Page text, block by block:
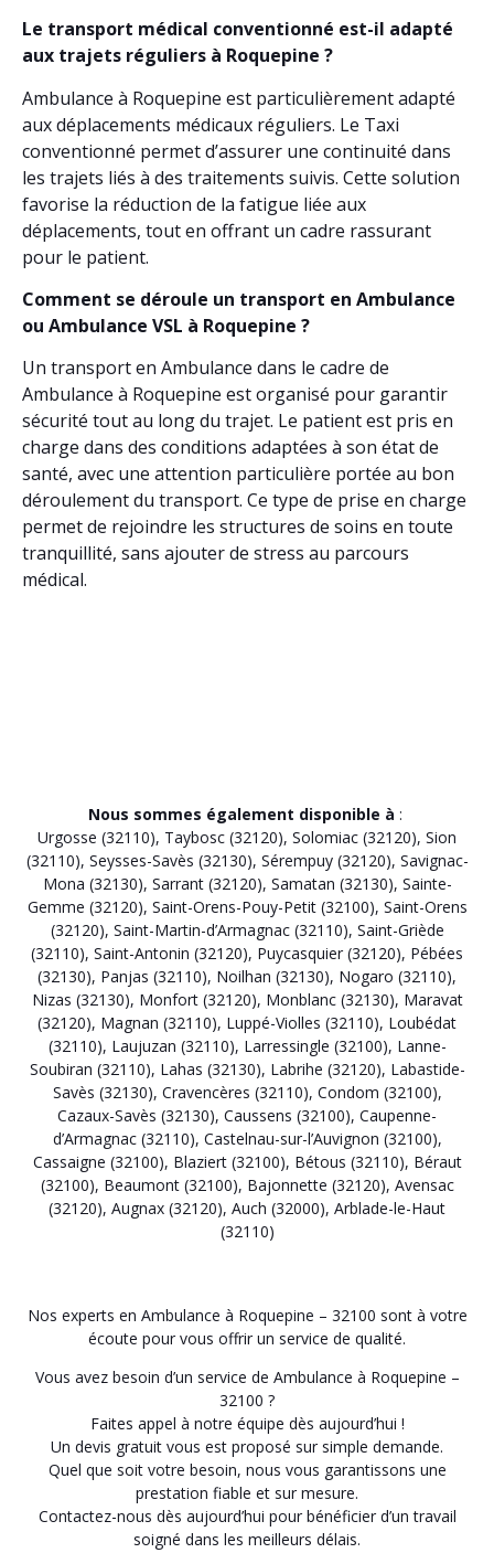
Le transport médical conventionné est-il adapté
aux trajets réguliers à Roquepine ?
Ambulance à Roquepine est particulièrement adapté
aux déplacements médicaux réguliers. Le Taxi
conventionné permet d’assurer une continuité dans
les trajets liés à des traitements suivis. Cette solution
favorise la réduction de la fatigue liée aux
déplacements, tout en offrant un cadre rassurant
pour le patient.
Comment se déroule un transport en Ambulance
ou Ambulance VSL à Roquepine ?
Un transport en Ambulance dans le cadre de
Ambulance à Roquepine est organisé pour garantir
sécurité tout au long du trajet. Le patient est pris en
charge dans des conditions adaptées à son état de
santé, avec une attention particulière portée au bon
déroulement du transport. Ce type de prise en charge
permet de rejoindre les structures de soins en toute
tranquillité, sans ajouter de stress au parcours
médical.
Nous sommes également disponible à :
Urgosse (32110), Taybosc (32120), Solomiac (32120), Sion
(32110), Seysses-Savès (32130), Sérempuy (32120), Savignac-
Mona (32130), Sarrant (32120), Samatan (32130), Sainte-
Gemme (32120), Saint-Orens-Pouy-Petit (32100), Saint-Orens
(32120), Saint-Martin-d’Armagnac (32110), Saint-Griède
(32110), Saint-Antonin (32120), Puycasquier (32120), Pébées
(32130), Panjas (32110), Noilhan (32130), Nogaro (32110),
Nizas (32130), Monfort (32120), Monblanc (32130), Maravat
(32120), Magnan (32110), Luppé-Violles (32110), Loubédat
(32110), Laujuzan (32110), Larressingle (32100), Lanne-
Soubiran (32110), Lahas (32130), Labrihe (32120), Labastide-
Savès (32130), Cravencères (32110), Condom (32100),
Cazaux-Savès (32130), Caussens (32100), Caupenne-
d’Armagnac (32110), Castelnau-sur-l’Auvignon (32100),
Cassaigne (32100), Blaziert (32100), Bétous (32110), Béraut
(32100), Beaumont (32100), Bajonnette (32120), Avensac
(32120), Augnax (32120), Auch (32000), Arblade-le-Haut
(32110)
Nos experts en Ambulance à Roquepine – 32100 sont à votre
écoute pour vous offrir un service de qualité.
Vous avez besoin d’un service de Ambulance à Roquepine –
32100 ?
Faites appel à notre équipe dès aujourd’hui !
Un devis gratuit vous est proposé sur simple demande.
Quel que soit votre besoin, nous vous garantissons une
prestation fiable et sur mesure.
Contactez-nous dès aujourd’hui pour bénéficier d’un travail
soigné dans les meilleurs délais.